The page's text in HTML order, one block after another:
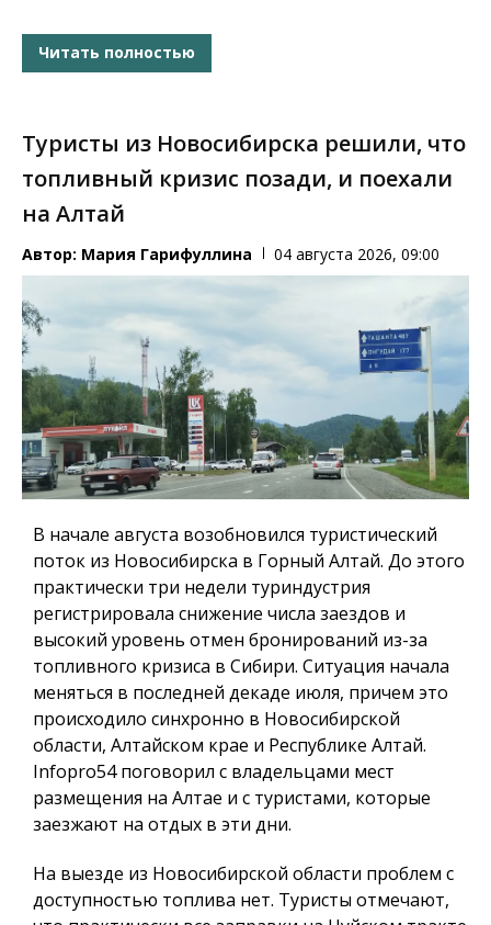
Читать полностью
Туристы из Новосибирска решили, что
топливный кризис позади, и поехали
на Алтай
Автор: Мария Гарифуллина 04 августа 2026, 09:00
В начале августа возобновился туристический
поток из Новосибирска в Горный Алтай. До этого
практически три недели туриндустрия
регистрировала снижение числа заездов и
высокий уровень отмен бронирований из-за
топливного кризиса в Сибири. Ситуация начала
меняться в последней декаде июля, причем это
происходило синхронно в Новосибирской
области, Алтайском крае и Республике Алтай.
Infopro54поговорил с владельцами мест
размещения на Алтае и с туристами, которые
заезжают на отдых в эти дни.
На выезде из Новосибирской области проблем с
доступностью топлива нет. Туристы отмечают,